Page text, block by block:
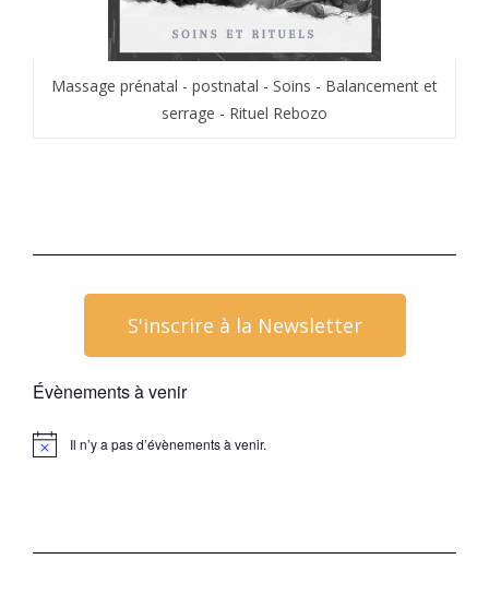
Massage prénatal - postnatal - Soins - Balancement et
serrage - Rituel Rebozo
S'inscrire à la Newsletter
Évènements à venir
Notice Il n’y a pas d’évènements à venir.